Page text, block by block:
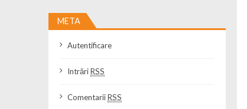
META
Autentificare
IntrăriRSS
ComentariiRSS